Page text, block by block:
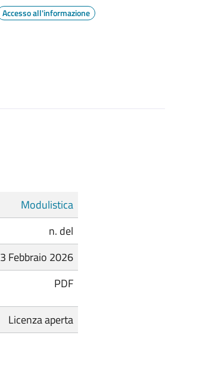
Accesso all'informazione
Modulistica
n. del
Febbraio 2026
PDF
Licenza aperta